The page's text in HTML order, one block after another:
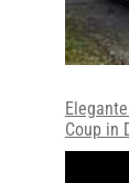
Coup in